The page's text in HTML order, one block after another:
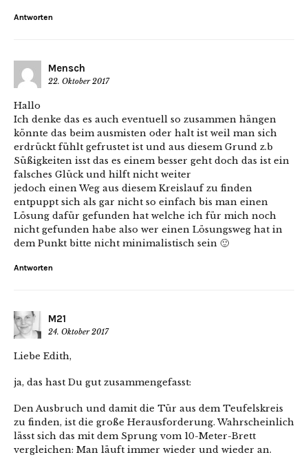
Antworten
Mensch
22. Oktober 2017
Hallo
Ich denke das es auch eventuell so zusammen hängen
könnte das beim ausmisten oder halt ist weil man sich
erdrückt fühlt gefrustet ist und aus diesem Grund z.b
Süßigkeiten isst das es einem besser geht doch das ist ein
falsches Glück und hilft nicht weiter
jedoch einen Weg aus diesem Kreislauf zu finden
entpuppt sich als gar nicht so einfach bis man einen
Lösung dafür gefunden hat welche ich für mich noch
nicht gefunden habe also wer einen Lösungsweg hat in
dem Punkt bitte nicht minimalistisch sein 🙂
Antworten
M21
24. Oktober 2017
Liebe Edith,
ja, das hast Du gut zusammengefasst:
Den Ausbruch und damit die Tür aus dem Teufelskreis
zu finden, ist die große Herausforderung. Wahrscheinlich
lässt sich das mit dem Sprung vom 10-Meter-Brett
vergleichen: Man läuft immer wieder und wieder an.